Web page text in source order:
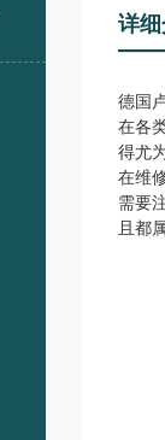
详
德国
在各
得尤
在维
需要
且都